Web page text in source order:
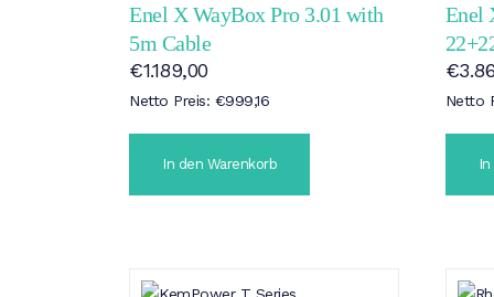
Enel X WayBox Pro 3.01 with
5m Cable
€1.189,00
Netto Preis: €999,16
In den Warenkorb
Enel
€
Netto